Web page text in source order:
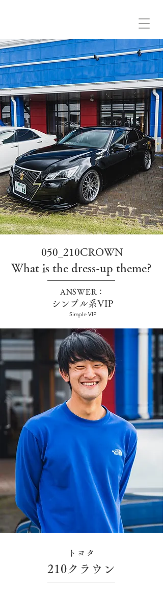
050_210CROWN
What is the dress-up theme?
ANSWER：
シンプル系VIP
Simple VIP
トヨタ
210クラウン